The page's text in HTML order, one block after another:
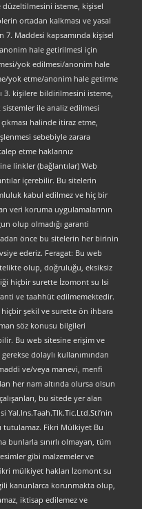
düzeltilmesini isteme, kişisel
ortadan kalkması ve yasal
7. Maddesi kapsamında kişisel
hale getirilmesi için
yok edilmesi/anonim hale
yok etme/anonim hale getirme
3. kişilere bildirilmesini isteme,
ile analiz edilmesi
halinde itiraz etme,
sebebiyle zarara
etme haklarınız
linkler (bağlantılar) Web
içerebilir. Bu sitelerin
kabul edilmez ve hiç bir
veri koruma uygulamalarının
olup olmadığı garanti
önce bu sitelerin her birinin
ederiz. Feragat: Bu web
olup, doğruluğu, eksiksiz
hiçbir surette İzomont su Isi
ve taahhüt edilmemektedir.
hiçbir şekil ve surette ön ihbara
söz konusu bilgileri
Bu web sitesine erişim ve
dolaylı kullanımından
ve/veya manevi, menfi
her nam altında olursa olsun
bu sitede yer alan
Yal.Ins.Taah.Tlk.Tic.Ltd.Sti’nin
Fikri Mülkiyet Bu
bunlarla sınırlı olmayan, tüm
gibi malzemeler ve
mülkiyet hakları İzomont su
kanunlarca korunmakta olup,
iktisap edilemez ve